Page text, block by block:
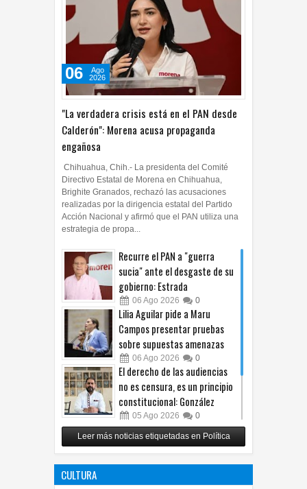
"La verdadera crisis está en el PAN desde
Calderón": Morena acusa propaganda
engañosa
06
Ago
2026
Chihuahua, Chih.- La presidenta del Comité
Directivo Estatal de Morena en Chihuahua,
Brighite Granados, rechazó las acusaciones
realizadas por la dirigencia estatal del Partido
Acción Nacional y afirmó que el PAN utiliza una
estrategia de propa...
Recurre el PAN a "guerra
sucia" ante el desgaste de su
gobierno: Estrada
06 Ago 2026 0
Lilia Aguilar pide a Maru
Campos presentar pruebas
sobre supuestas amenazas
06 Ago 2026 0
El derecho de las audiencias
no es censura, es un principio
constitucional: González
05 Ago 2026 0
Relanza Villalobos programa
de afiliación del PRI en
Leer más noticias etiquetadas en Política
CULTURA